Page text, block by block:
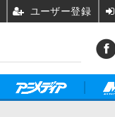
ユーザー登録